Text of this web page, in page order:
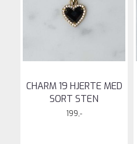
CHARM 19 HJERTE MED
SORT STEN
199,-